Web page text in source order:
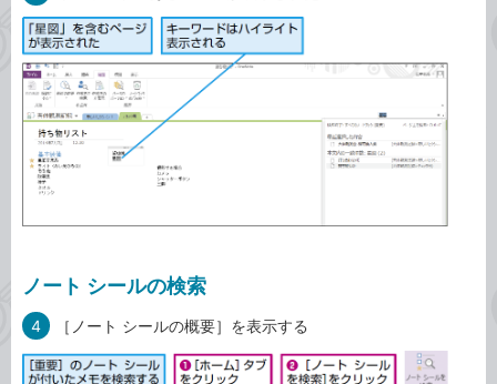
ノート シールの検索
4 ［ノート シールの概要］を表示する